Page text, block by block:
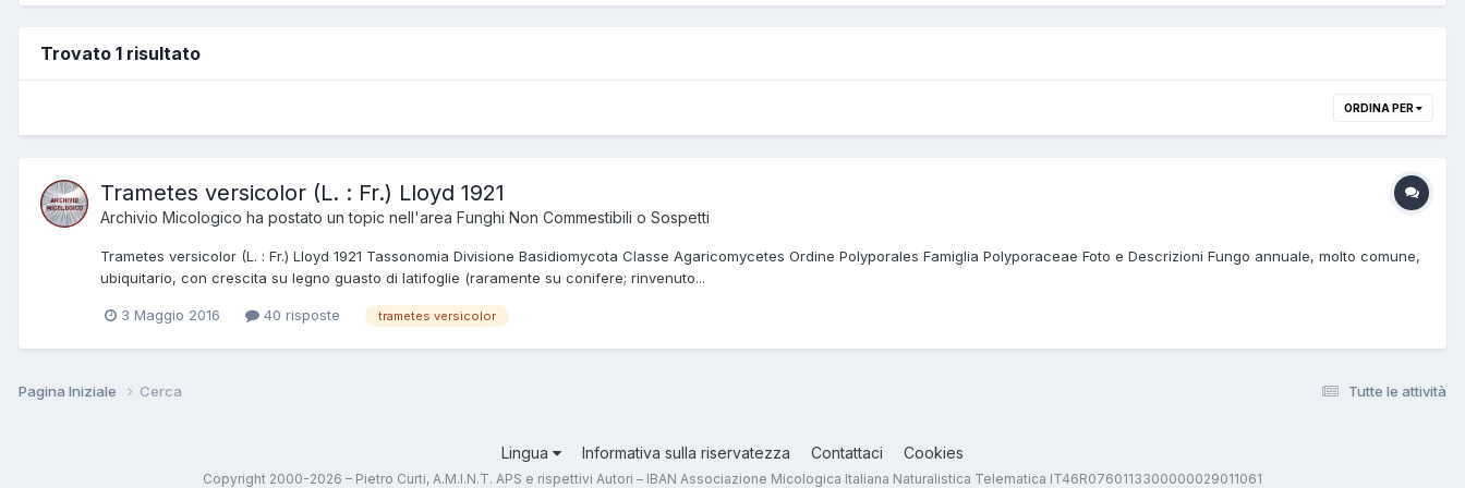
Trovato 1 risultato
ORDINA PER
Trametes versicolor (L. : Fr.) Lloyd 1921
Archivio Micologico ha postato un topic nell'area Funghi Non Commestibili o Sospetti
Trametes versicolor (L. : Fr.) Lloyd 1921 Tassonomia Divisione Basidiomycota Classe Agaricomycetes Ordine Polyporales Famiglia Polyporaceae Foto e Descrizioni Fungo annuale, molto comune,
ubiquitario, con crescita su legno guasto di latifoglie (raramente su conifere; rinvenuto...
3 Maggio 2016 40 risposte trametes versicolor
Tutte le attività
Pagina Iniziale Cerca
Lingua Informativa sulla riservatezza Contattaci Cookies
Copyright 2000-2026 – Pietro Curti, A.M.I.N.T. APS e rispettivi Autori – IBAN Associazione Micologica Italiana Naturalistica Telematica IT46R0760113300000029011061